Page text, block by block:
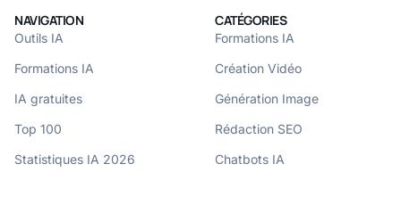
NAVIGATION
Outils IA
Formations IA
IA gratuites
Top 100
Statistiques IA 2026
CATÉGORIES
Formations IA
Création Vidéo
Génération Image
Rédaction SEO
Chatbots IA